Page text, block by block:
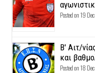
Posted on 19
Β' Αιτ/
και
Posted on 18